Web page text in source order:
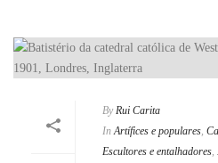
By Rui Carita
In Artífices e populares,
Escultores e entalhadores,